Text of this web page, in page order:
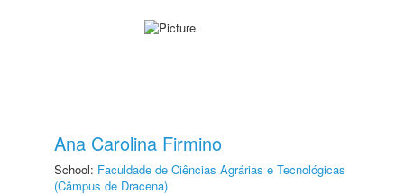
Ana Carolina Firmino
School: Faculdade de Ciências Agrárias e Tecnológicas
(Câmpus de Dracena)